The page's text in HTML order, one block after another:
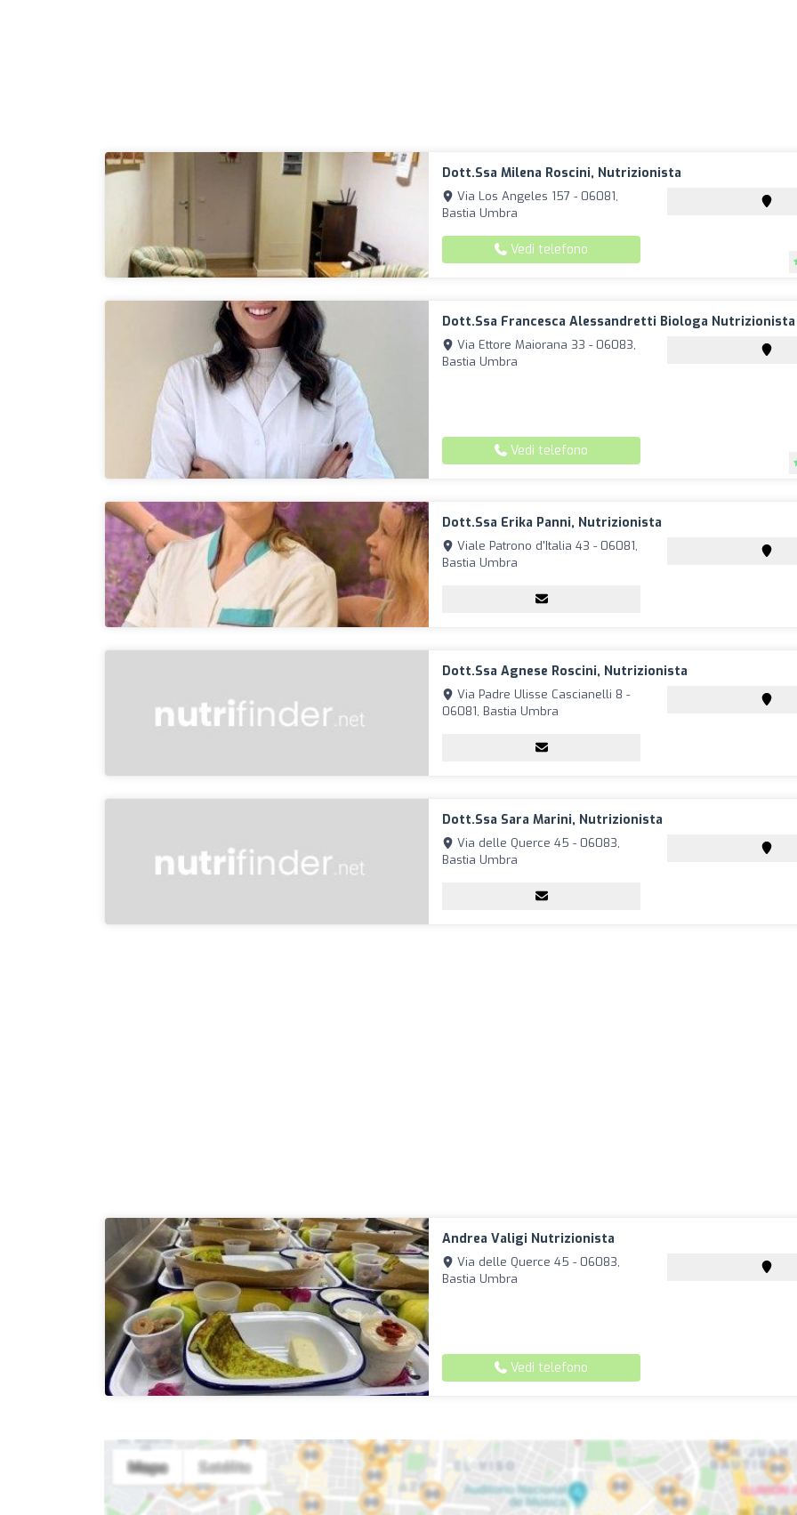
Dott.ssa Milena Roscini, Nutrizionista
Via Los Angeles 157 - 06081,
Bastia Umbra
Vedi telefono
Dott.ssa Francesca Alessandretti Biologa Nutrizionista
Via Ettore Maiorana 33 - 06083,
Bastia Umbra
Vedi telefono
Dott.ssa Erika Panni, Nutrizionista
Viale Patrono d'Italia 43 - 06081,
Bastia Umbra
Dott.ssa Agnese Roscini, Nutrizionista
Via Padre Ulisse Cascianelli 8 -
06081, Bastia Umbra
Dott.ssa Sara Marini, Nutrizionista
Via delle Querce 45 - 06083,
Bastia Umbra
Andrea Valigi Nutrizionista
Via delle Querce 45 - 06083,
Bastia Umbra
Vedi telefono